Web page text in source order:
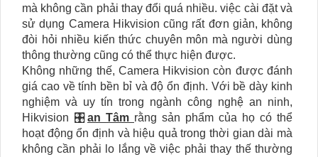
mà không cần phải thay đổi quá nhiều. việc cài đặt và
sử dụng Camera Hikvision cũng rất đơn giản, không
đòi hỏi nhiều kiến thức chuyên môn mà người dùng
thông thường cũng có thể thực hiện được.
Không những thế, Camera Hikvision còn được đánh
giá cao về tính bền bỉ và độ ổn định. Với bề dày kinh
nghiệm và uy tín trong ngành công nghệ an ninh,
Hikvision 🎛 an Tâm rằng sản phẩm của họ có thể
hoạt động ổn định và hiệu quả trong thời gian dài mà
không cần phải lo lắng về việc phải thay thế thường